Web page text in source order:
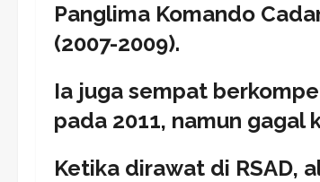
Panglima Komando
(2007-2009).
Ia juga sempat
pada 2011, namun
Ketika dirawat di RSAD,